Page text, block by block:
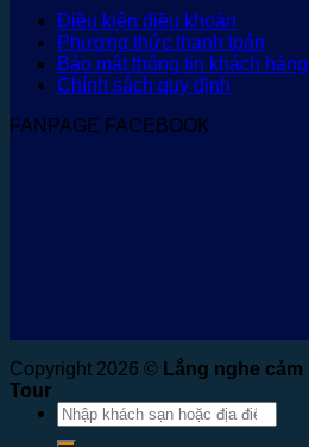
Điều kiện điều khoản
Phương thức thanh toán
Bảo mật thông tin khách hàng
Chính sách quy định
FANPAGE FACEBOOK
Copyright 2026 © Lắng nghe
Tour
Tìm
kiếm: